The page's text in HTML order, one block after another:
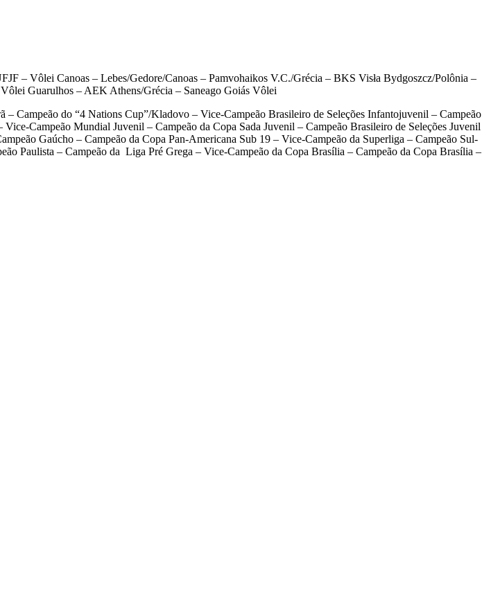
– Vôlei Canoas – Lebes/Gedore/Canoas – Pamvohaikos V.C./Grécia – BKS Visła Bydgoszcz/Polônia –
Guarulhos – AEK Athens/Grécia – Saneago Goiás Vôlei
Campeão do “4 Nations Cup”/Kladovo – Vice-Campeão Brasileiro de Seleções Infantojuvenil – Campeão
Campeão Mundial Juvenil – Campeão da Copa Sada Juvenil – Campeão Brasileiro de Seleções Juvenil
Gaúcho – Campeão da Copa Pan-Americana Sub 19 – Vice-Campeão da Superliga – Campeão Sul-
Paulista – Campeão da Liga Pré Grega – Vice-Campeão da Copa Brasília – Campeão da Copa Brasília –